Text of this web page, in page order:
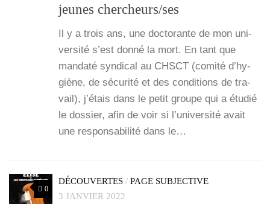
jeunes chercheurs/ses
Il y a trois ans, une doc­to­rante de mon uni­
ver­si­té s’est don­né la mort. En tant que
man­da­té syn­di­cal au CHSCT (comi­té d’hy­
giène, de sécu­ri­té et des condi­tions de tra­
vail), j’é­tais dans le petit groupe qui a étu­dié
le dos­sier, afin de voir si l’u­ni­ver­si­té avait
une res­pon­sa­bi­li­té dans le…
0
DÉCOUVERTES / PAGE SUBJECTIVE
3 JANVIER 2022